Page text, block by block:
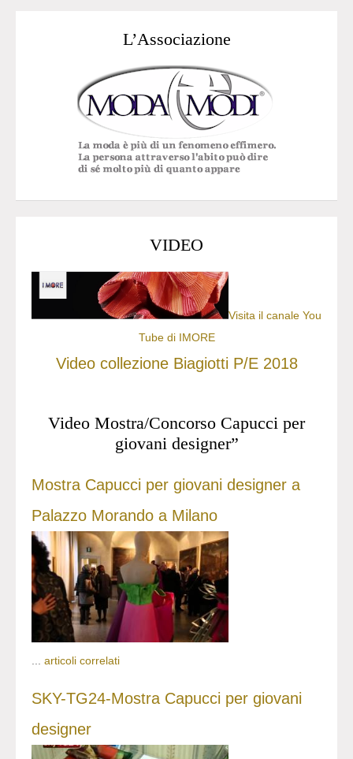
L’Associazione
VIDEO
Visita il canale You
Tube di IMORE
Video collezione Biagiotti P/E 2018
Video Mostra/Concorso Capucci per
giovani designer”
Mostra Capucci per giovani designer a
Palazzo Morando a Milano
articoli correlati
SKY-TG24-Mostra Capucci per giovani
designer